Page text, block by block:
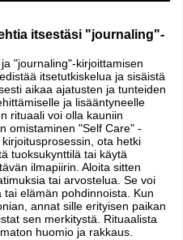
itsestäsi "journaling"-
"journaling"-kirjoittamisen
itsetutkiskelua ja sisäistä
aikaa ajatusten ja tunteiden
ja lisääntyneelle
rituaali voi olla kauniin
omistaminen "Self Care" -
ota hetki
tuoksukynttilä tai käytä
ilmapiirin. Aloita sitten
tai arvostelua. Se voi
elämän pohdinnoista. Kun
annat sille erityisen paikan
sen merkitystä. Rituaalista
huomio ja rakkaus.